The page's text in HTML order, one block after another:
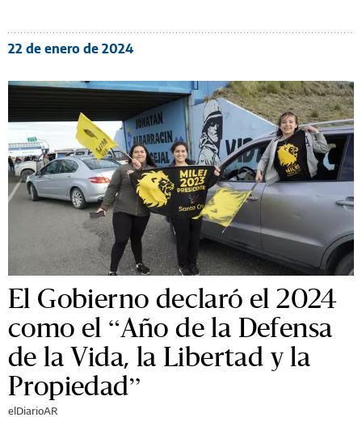
22 de enero de 2024
El Gobierno declaró el 2024
como el “Año de la Defensa
de la Vida, la Libertad y la
Propiedad”
elDiarioAR